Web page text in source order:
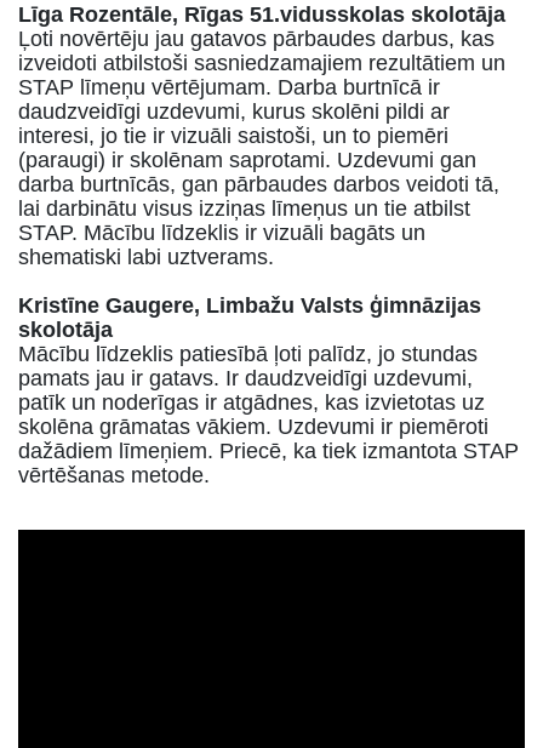
Līga Rozentāle, Rīgas 51.vidusskolas skolotāja
Ļoti novērtēju jau gatavos pārbaudes darbus, kas
izveidoti atbilstoši sasniedzamajiem rezultātiem un
STAP līmeņu vērtējumam. Darba burtnīcā ir
daudzveidīgi uzdevumi, kurus skolēni pildi ar
interesi, jo tie ir vizuāli saistoši, un to piemēri
(paraugi) ir skolēnam saprotami. Uzdevumi gan
darba burtnīcās, gan pārbaudes darbos veidoti tā,
lai darbinātu visus izziņas līmeņus un tie atbilst
STAP. Mācību līdzeklis ir vizuāli bagāts un
shematiski labi uztverams.
Kristīne Gaugere, Limbažu Valsts ģimnāzijas
skolotāja
Mācību līdzeklis patiesībā ļoti palīdz, jo stundas
pamats jau ir gatavs. Ir daudzveidīgi uzdevumi,
patīk un noderīgas ir atgādnes, kas izvietotas uz
skolēna grāmatas vākiem. Uzdevumi ir piemēroti
dažādiem līmeņiem. Priecē, ka tiek izmantota STAP
vērtēšanas metode.